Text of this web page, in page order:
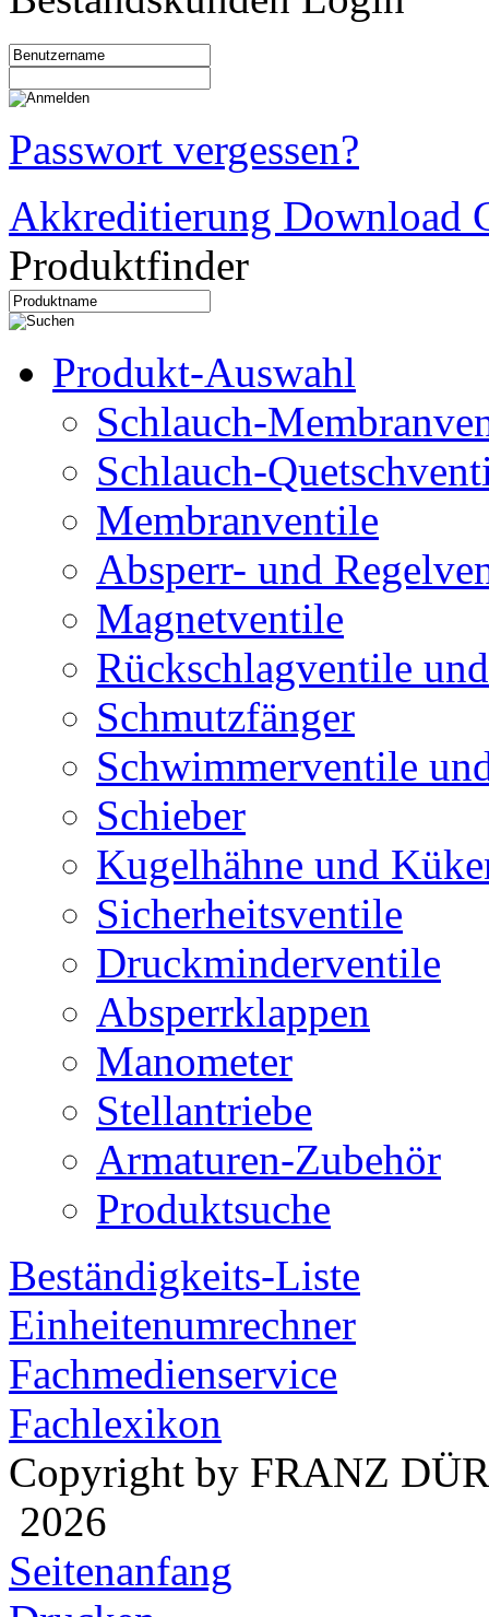
Passwort vergessen?
Akkreditierung Download
Produktfinder
Produkt-Auswahl
Schlauch-
Schlauch-
Membranventile
Absperr- und
Magnetventile
Rückschlagventile
Schmutzfänger
Schwimmerventile
Schieber
Kugelhähne und
Sicherheitsventile
Druckminderventile
Absperrklappen
Manometer
Stellantriebe
Armaturen-Zubehör
Produktsuche
Beständigkeits-Liste
Einheitenumrechner
Fachmedienservice
Fachlexikon
Copyright by FRANZ
2026
Seitenanfang